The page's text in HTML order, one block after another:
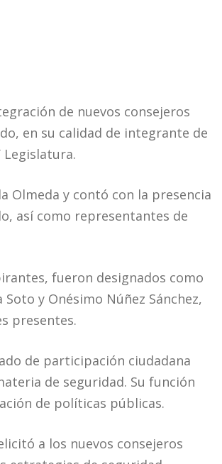
de nuevos consejeros
en su calidad de integrante de
Legislatura.
Olmeda y contó con la presencia
así como representantes de
fueron designados como
y Onésimo Núñez Sánchez,
presentes.
de participación ciudadana
de seguridad. Su función
de políticas públicas.
a los nuevos consejeros